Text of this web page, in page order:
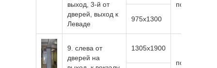
выход, 3-й от
дверей, выход к
Леваде
подсветка
975х1300
9. слева от
дверей на
1305х1900
подсветка